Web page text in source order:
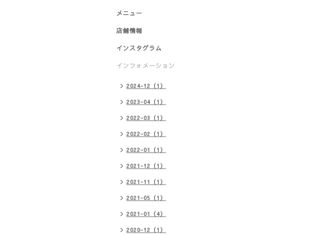
メニュー
店舗情報
インスタグラム
インフォメーション
2024-12（1）
2023-04（1）
2022-03（1）
2022-02（1）
2022-01（1）
2021-12（1）
2021-11（1）
2021-05（1）
2021-01（4）
2020-12（1）